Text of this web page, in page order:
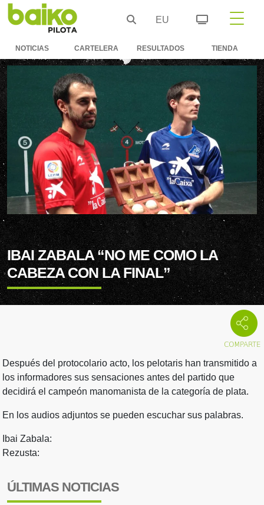
EU
NOTICIAS CARTELERA RESULTADOS TIENDA
IBAI ZABALA “NO ME COMO LA
CABEZA CON LA FINAL”
Después del protocolario acto, los pelotaris han transmitido a
los informadores sus sensaciones antes del partido que
decidirá el campeón manomanista de la categoría de plata.
En los audios adjuntos se pueden escuchar sus palabras.
Ibai Zabala:
Rezusta:
ÚLTIMAS NOTICIAS